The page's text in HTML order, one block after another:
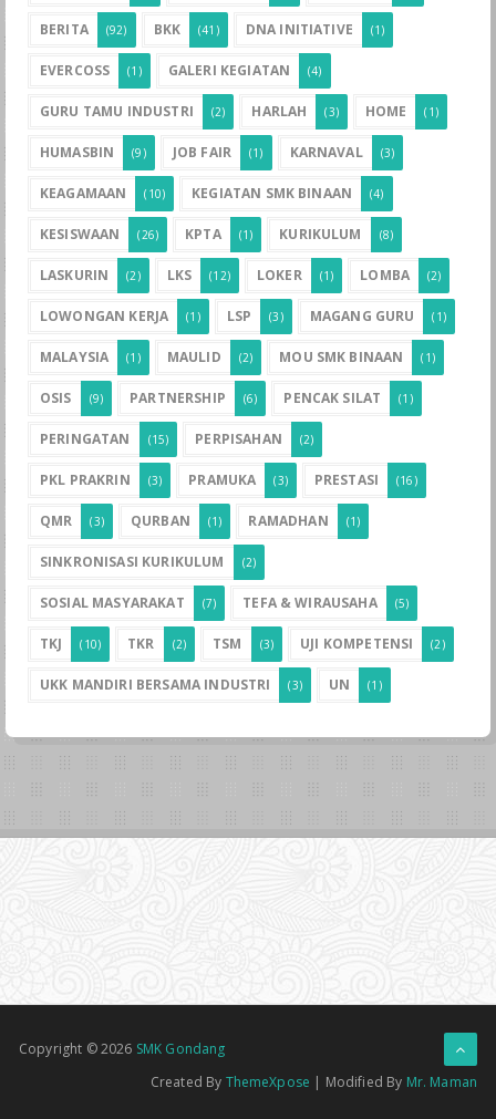
BERITA (92) BKK (41) DNA INITIATIVE (1)
EVERCOSS (1) GALERI KEGIATAN (4)
GURU TAMU INDUSTRI (2) HARLAH (3) HOME (1)
HUMASBIN (9) JOB FAIR (1) KARNAVAL (3)
KEAGAMAAN (10) KEGIATAN SMK BINAAN (4)
KESISWAAN (26) KPTA (1) KURIKULUM (8)
LASKURIN (2) LKS (12) LOKER (1) LOMBA (2)
LOWONGAN KERJA (1) LSP (3) MAGANG GURU (1)
MALAYSIA (1) MAULID (2) MOU SMK BINAAN (1)
OSIS (9) PARTNERSHIP (6) PENCAK SILAT (1)
PERINGATAN (15) PERPISAHAN (2)
PKL PRAKRIN (3) PRAMUKA (3) PRESTASI (16)
QMR (3) QURBAN (1) RAMADHAN (1)
SINKRONISASI KURIKULUM (2)
SOSIAL MASYARAKAT (7) TEFA & WIRAUSAHA (5)
TKJ (10) TKR (2) TSM (3) UJI KOMPETENSI (2)
UKK MANDIRI BERSAMA INDUSTRI (3) UN (1)
Copyright ©2026 SMK Gondang
Created By ThemeXpose | Modified By Mr. Maman